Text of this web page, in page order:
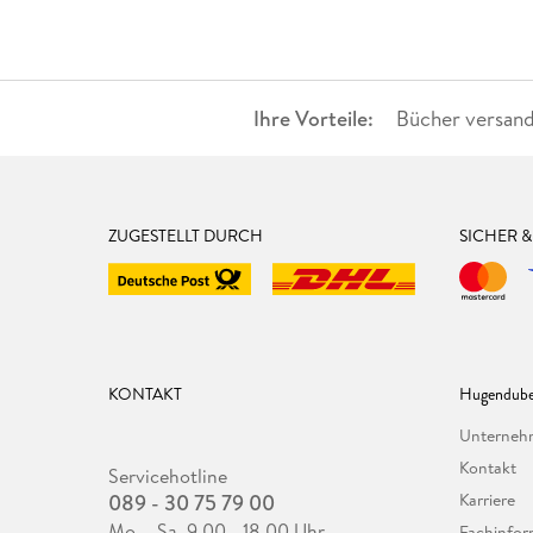
Ihre Vorteile: Bücher
ZUGESTELLT DURCH SICHER
KONTAKT
Servicehotline
089 - 30 75 79 00
Kontakt
Karriere